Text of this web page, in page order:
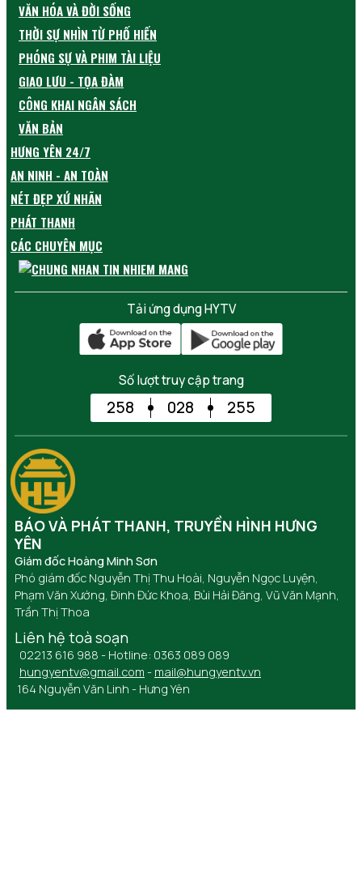
VĂN HÓA VÀ ĐỜI SỐNG
THỜI SỰ NHÌN TỪ PHỐ HIẾN
PHÓNG SỰ VÀ PHIM TÀI LIỆU
GIAO LƯU - TỌA ĐÀM
CÔNG KHAI NGÂN SÁCH
VĂN BẢN
HƯNG YÊN 24/7
AN NINH - AN TOÀN
NÉT ĐẸP XỨ NHÃN
PHÁT THANH
CÁC CHUYÊN MỤC
Tải ứng dụng HYTV
Số lượt truy cập trang
258 028 255
BÁO VÀ PHÁT THANH, TRUYỀN HÌNH HƯNG
YÊN
Giám đốc Hoàng Minh Sơn
Phó giám đốc Nguyễn Thị Thu Hoài, Nguyễn Ngọc Luyện,
Phạm Văn Xướng, Đinh Đức Khoa, Bùi Hải Đăng, Vũ Văn Mạnh,
Trần Thị Thoa
Liên hệ toà soạn
02213 616 988 - Hotline: 0363 089 089
hungyentv@gmail.com - mail@hungyentv.vn
164 Nguyễn Văn Linh - Hưng Yên